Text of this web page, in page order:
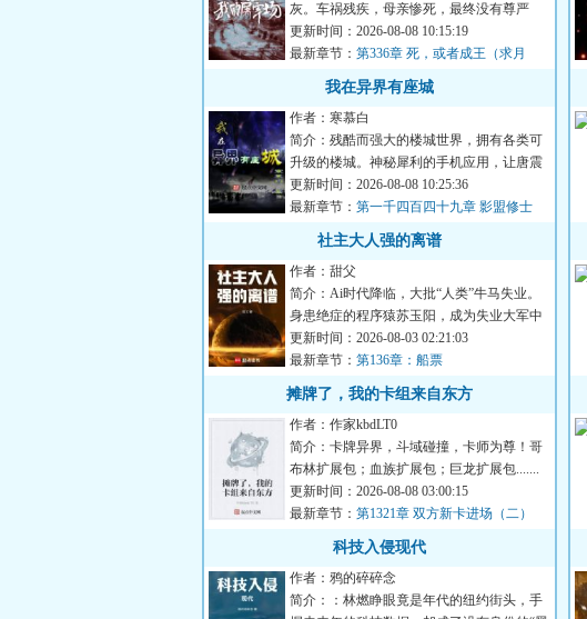
灰。车祸残疾，母亲惨死，最终没有尊严
的‘被消失’这是我的既定...
更新时间：2026-08-08 10:15:19
最新章节： 第336章 死，或者成王（求月
我在异界有座城
作者：寒慕白
简介：残酷而强大的楼城世界，拥有各类可
升级的楼城。神秘犀利的手机应用，让唐震
无往而不利！建立属于自...
更新时间：2026-08-08 10:25:36
最新章节： 第一千四百四十九章 影盟修士
社主大人强的离谱
作者：甜父
简介：Ai时代降临，大批“人类”牛马失业。
身患绝症的程序猿苏玉阳，成为失业大军中
的一员，好在他拥有一...
更新时间：2026-08-03 02:21:03
最新章节： 第136章：船票
摊牌了，我的卡组来自东方
作者：作家kbdLT0
简介：卡牌异界，斗域碰撞，卡师为尊！哥
布林扩展包；血族扩展包；巨龙扩展包.......
而穿越来此的陆承身...
更新时间：2026-08-08 03:00:15
最新章节： 第1321章 双方新卡进场（二）
科技入侵现代
作者：鸦的碎碎念
简介：：林燃睁眼竟是年代的纽约街头，手